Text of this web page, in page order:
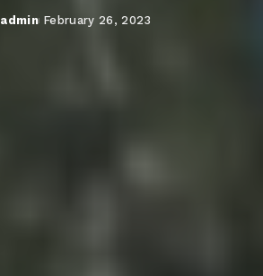
Posted
admin February 26, 2023